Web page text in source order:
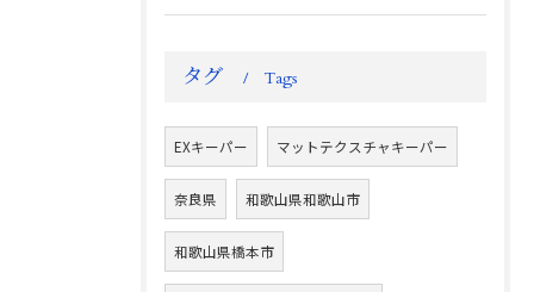
タグ Tags
EXキーパー マットテクスチャキーパー
奈良県 和歌山県和歌山市
和歌山県橋本市